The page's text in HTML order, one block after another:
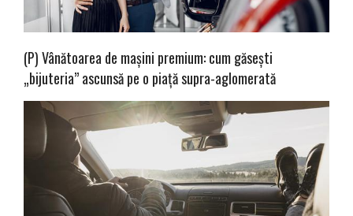
(P) Vânătoarea de mașini premium: cum găsești
„bijuteria” ascunsă pe o piață supra-aglomerată